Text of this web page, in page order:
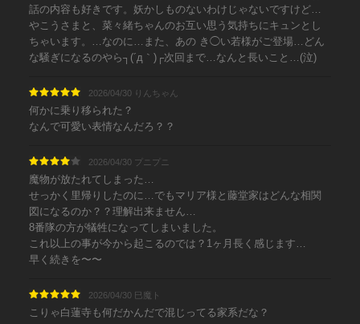
話の内容も好きです。妖かしものないわけじゃないですけど…
やこうさまと、菜々緒ちゃんのお互い思う気持ちにキュンとし
ちゃいます。…なのに…また、あの き◯い若様がご登場…どん
な騒ぎになるのやら┐(´д｀)┌次回まで…なんと長いこと…(泣)
2026/04/30 りんちゃん
何かに乗り移られた？
なんで可愛い表情なんだろ？？
2026/04/30 プニプニ
魔物が放たれてしまった…
せっかく里帰りしたのに…でもマリア様と藤堂家はどんな相関
図になるのか？？理解出来ません…
8番隊の方が犠牲になってしまいました。
これ以上の事が今から起こるのでは？1ヶ月長く感じます…
早く続きを〜〜
2026/04/30 巳魔ト
こりゃ白蓮寺も何だかんだで混じってる家系だな？